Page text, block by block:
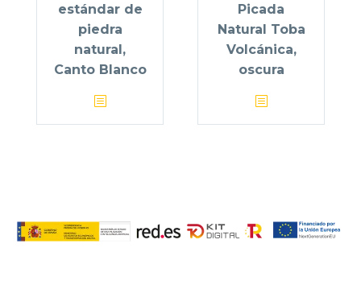
estándar de
piedra
natural,
Canto Blanco
Picada
Natural Toba
Volcánica,
oscura